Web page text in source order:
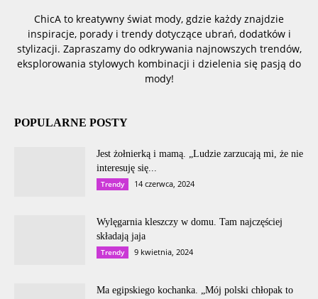
ChicA to kreatywny świat mody, gdzie każdy znajdzie
inspiracje, porady i trendy dotyczące ubrań, dodatków i
stylizacji. Zapraszamy do odkrywania najnowszych trendów,
eksplorowania stylowych kombinacji i dzielenia się pasją do
mody!
POPULARNE POSTY
Jest żołnierką i mamą. „Ludzie zarzucają mi, że nie
interesuję się...
Trendy 14 czerwca, 2024
Wylęgarnia kleszczy w domu. Tam najczęściej
składają jaja
Trendy 9 kwietnia, 2024
Ma egipskiego kochanka. „Mój polski chłopak to